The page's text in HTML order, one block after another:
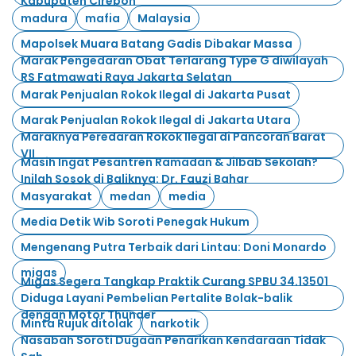
madura
mafia
Malaysia
Mapolsek Muara Batang Gadis Dibakar Massa
Marak Pengedaran Obat Terlarang Type G diwilayah
RS Fatmawati Raya Jakarta Selatan
Marak Penjualan Rokok Ilegal di Jakarta Pusat
Marak Penjualan Rokok Ilegal di Jakarta Utara
Maraknya Peredaran Rokok Ilegal di Pancoran Barat
VII
Masih Ingat Pesantren Ramadan & Jilbab Sekolah?
Inilah Sosok di Baliknya: Dr. Fauzi Bahar
Masyarakat
medan
media
Media Detik Wib Soroti Penegak Hukum
Mengenang Putra Terbaik dari Lintau: Doni Monardo
migas
Migas Segera Tangkap Praktik Curang SPBU 34.13501
Diduga Layani Pembelian Pertalite Bolak-balik
dengan Motor Thunder
Minta Rujuk ditolak
narkotik
Nasabah Soroti Dugaan Penarikan Kendaraan Tidak